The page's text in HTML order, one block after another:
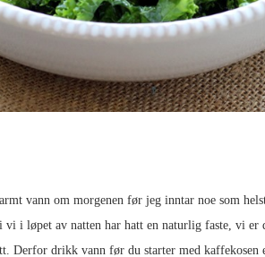
vann om morgenen før jeg inntar noe som
i løpet av natten har hatt en naturlig faste, vi er
Derfor drikk vann før du starter med kaffekosen